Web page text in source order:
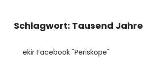
Schlagwort: Tausend Jahre
ekir Facebook "Periskope"